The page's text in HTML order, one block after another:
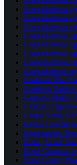
Gospodarstwa
Gospodarstwa
Gospodarstwa
Gospodarstwa
Gospodarstwa
Gospodarstwa
Gospodarstwa
Gospodarstwo
Grafdruk Plus
Grafdruk
Grażyna Majka,
Grażyna
Grupa Azoty
Halina Gawlik-
Hipermarket
Hotel „Lord”
Hotel Chańcza
Hotel Cztery